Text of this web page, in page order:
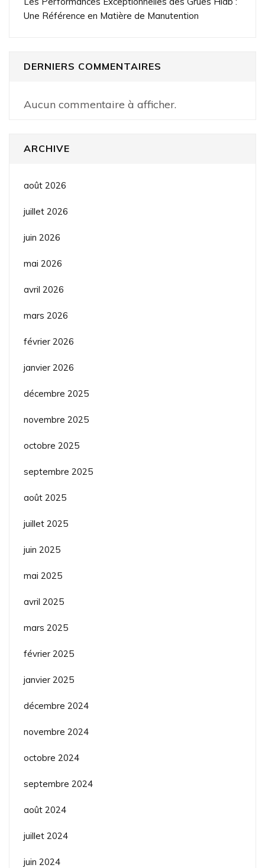
Une Référence en Matière de Manutention
DERNIERS COMMENTAIRES
Aucun commentaire à afficher.
ARCHIVE
août 2026
juillet 2026
juin 2026
mai 2026
avril 2026
mars 2026
février 2026
janvier 2026
décembre 2025
novembre 2025
octobre 2025
septembre 2025
août 2025
juillet 2025
juin 2025
mai 2025
avril 2025
mars 2025
février 2025
janvier 2025
décembre 2024
novembre 2024
octobre 2024
septembre 2024
août 2024
juillet 2024
juin 2024